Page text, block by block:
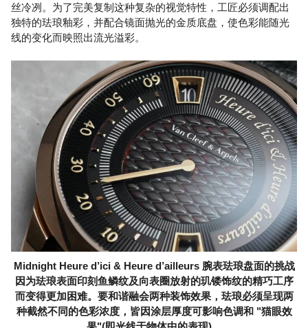
丝冷冽。为了完美复制这种复杂的视觉特性，工匠必须调配出
独特的珐琅釉彩，并配合镜面抛光的金质底盘，使色彩能随光
线的变化而映照出流光溢彩。
Midnight Heure d’ici & Heure d’ailleurs 腕表珐琅盘面的挑战
因为珐琅表面印刻鱼鳞纹及向表圈放射的玑镂饰纹的精巧工序
而变得更加困难。要和谐融会两种装饰效果，珐琅必须呈现两
种截然不同的色彩浓度，皆因涂层厚度可影响色调和 "猫眼效